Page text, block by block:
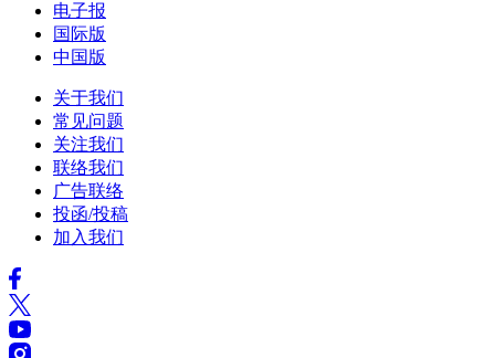
电子报
国际版
中国版
关于我们
常见问题
关注我们
联络我们
广告联络
投函/投稿
加入我们